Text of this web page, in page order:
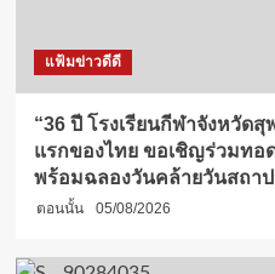
แฟ้มข่าวดีดี
“36 ปี โรงเรียนกีฬาจังหวัด
แรกของไทย ขอเชิญร่วมทอ
พร้อมฉลองวันคล้ายวันสถาป
ตอนนั้น 05/08/2026